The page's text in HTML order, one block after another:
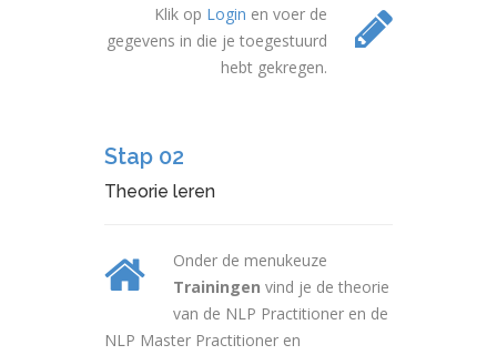
Klik op Login en voer de
gegevens in die je toegestuurd
hebt gekregen.
Stap 02
Theorie leren
Onder de menukeuze
Trainingen vind je de theorie
van de NLP Practitioner en de
NLP Master Practitioner en